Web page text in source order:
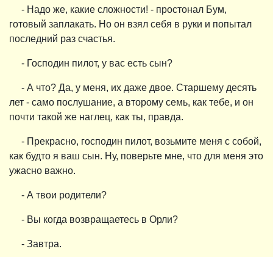
- Надо же, какие сложности! - простонал Бум,
готовый заплакать. Но он взял себя в руки и попытал
последний раз счастья.
- Господин пилот, у вас есть сын?
- А что? Да, у меня, их даже двое. Старшему десять
лет - само послушание, а второму семь, как тебе, и он
почти такой же наглец, как ты, правда.
- Прекрасно, господин пилот, возьмите меня с собой,
как будто я ваш сын. Ну, поверьте мне, что для меня это
ужасно важно.
- А твои родители?
- Вы когда возвращаетесь в Орли?
- Завтра.